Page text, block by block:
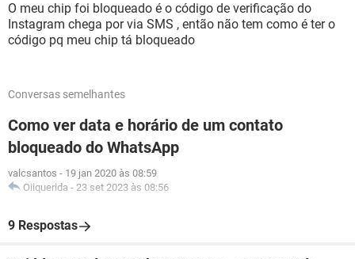
O meu chip foi bloqueado é o código de verificação do
Instagram chega por via SMS , então não tem como é ter o
código pq meu chip tá bloqueado
Conversas semelhantes
Como ver data e horário de um contato
bloqueado do WhatsApp
valcsantos - 19 jan 2020 às 08:59
Oiiquerida - 23 set 2023 às 08:56
9 Respostas